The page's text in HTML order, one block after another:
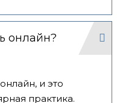
онлайн?
и это
практика.